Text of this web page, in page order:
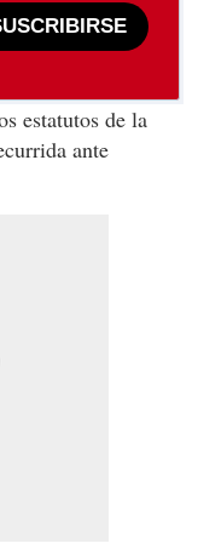
estatutos de la
ante